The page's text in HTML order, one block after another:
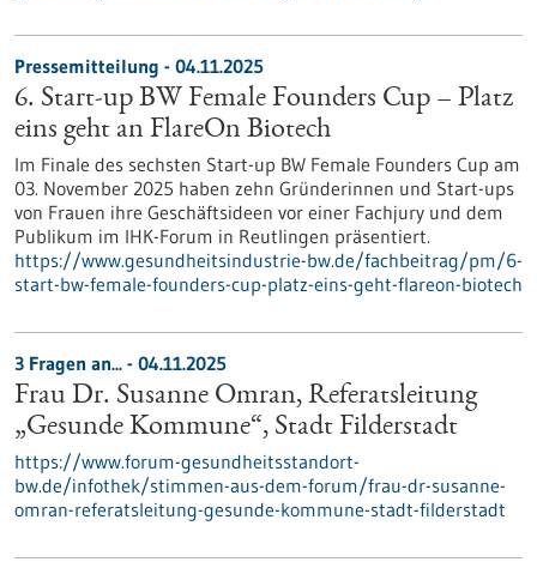
Pressemitteilung - 04.11.2025
6. Start-up BW Female Founders Cup – Platz
eins geht an FlareOn Biotech
Im Finale des sechsten Start-up BW Female Founders Cup am
03. November 2025 haben zehn Gründerinnen und Start-ups
von Frauen ihre Geschäftsideen vor einer Fachjury und dem
Publikum im IHK-Forum in Reutlingen präsentiert.
https://www.gesundheitsindustrie-bw.de/fachbeitrag/pm/6-
start-bw-female-founders-cup-platz-eins-geht-flareon-biotech
3 Fragen an... - 04.11.2025
Frau Dr. Susanne Omran, Referatsleitung
„Gesunde Kommune“, Stadt Filderstadt
https://www.forum-gesundheitsstandort-
bw.de/infothek/stimmen-aus-dem-forum/frau-dr-susanne-
omran-referatsleitung-gesunde-kommune-stadt-filderstadt